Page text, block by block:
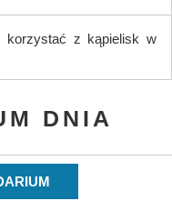
korzystać z kąpielisk w
DNIA